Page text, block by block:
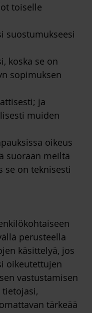
toiselle
suostumukseesi
koska se on
sopimuksen
ja
muiden
oikeus
suoraan meiltä
se on teknisesti
perusteella
käsittelyä, jos
oikeutettujen
vastustamisen
tietojasi,
tärkeää